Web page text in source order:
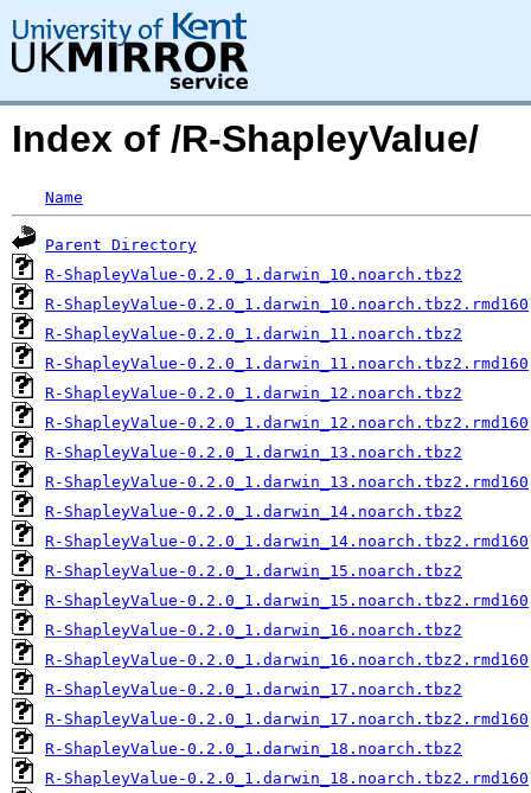
Index of /R-ShapleyValue/
Name
Parent Directory
R-ShapleyValue-0.2.0_1.darwin_10.noarch.tbz2
R-ShapleyValue-0.2.0_1.darwin_10.noarch.tbz2.rmd160
R-ShapleyValue-0.2.0_1.darwin_11.noarch.tbz2
R-ShapleyValue-0.2.0_1.darwin_11.noarch.tbz2.rmd160
R-ShapleyValue-0.2.0_1.darwin_12.noarch.tbz2
R-ShapleyValue-0.2.0_1.darwin_12.noarch.tbz2.rmd160
R-ShapleyValue-0.2.0_1.darwin_13.noarch.tbz2
R-ShapleyValue-0.2.0_1.darwin_13.noarch.tbz2.rmd160
R-ShapleyValue-0.2.0_1.darwin_14.noarch.tbz2
R-ShapleyValue-0.2.0_1.darwin_14.noarch.tbz2.rmd160
R-ShapleyValue-0.2.0_1.darwin_15.noarch.tbz2
R-ShapleyValue-0.2.0_1.darwin_15.noarch.tbz2.rmd160
R-ShapleyValue-0.2.0_1.darwin_16.noarch.tbz2
R-ShapleyValue-0.2.0_1.darwin_16.noarch.tbz2.rmd160
R-ShapleyValue-0.2.0_1.darwin_17.noarch.tbz2
R-ShapleyValue-0.2.0_1.darwin_17.noarch.tbz2.rmd160
R-ShapleyValue-0.2.0_1.darwin_18.noarch.tbz2
R-ShapleyValue-0.2.0_1.darwin_18.noarch.tbz2.rmd160